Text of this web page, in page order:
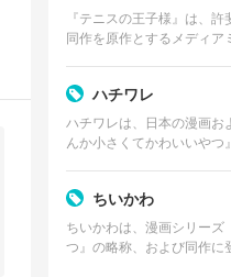
『テニスの王子様』は、
同作を原作とするメディア
ハチワレ
ハチワレは、日本の漫画お
んか小さくてかわいいやつ
ちいかわ
ちいかわは、漫画シリー
つ』の略称、および同作に